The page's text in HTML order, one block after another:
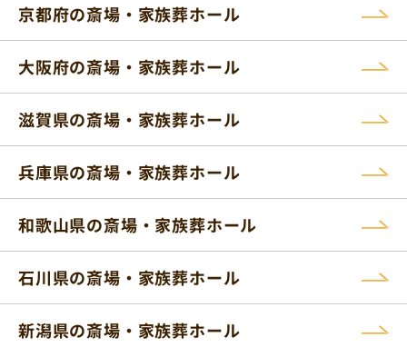
京都府の斎場・家族葬ホール
大阪府の斎場・家族葬ホール
滋賀県の斎場・家族葬ホール
兵庫県の斎場・家族葬ホール
和歌山県の斎場・家族葬ホール
石川県の斎場・家族葬ホール
新潟県の斎場・家族葬ホール